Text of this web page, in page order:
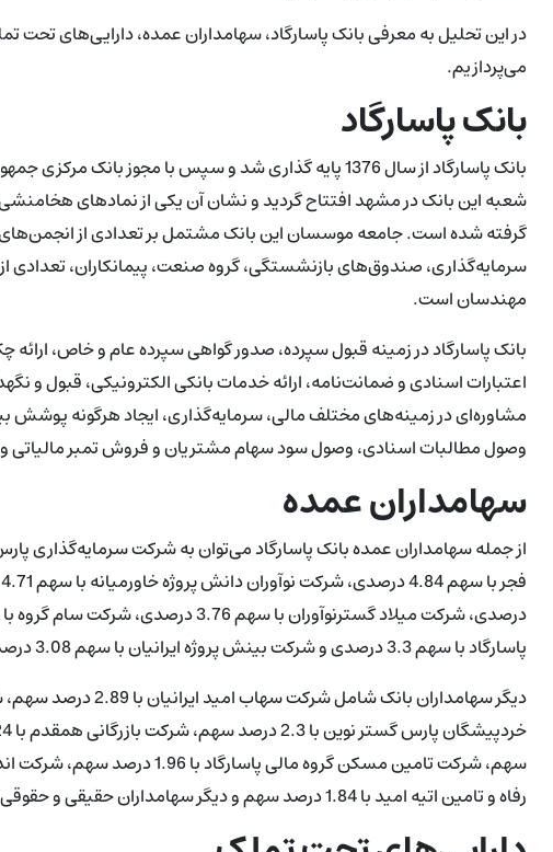
در این تحلیل به معرفی بانک پاسارگاد، سهامداران عمده، دارایی‌های تحت
می‎‌پردازیم.
بانک پاسارگاد
شعبه این بانک در مشهد افتتاح گردید و نشان آن یکی از نمادهای
گرفته شده است. جامعه موسسان این بانک مشتمل بر تعدادی از
سرمایه‌گذاری، صندوق‌های بازنشستگی، گروه صنعت، پیمانکاران، تعدادی
مهندسان است.
بانک پاسارگاد در زمینه قبول سپرده، صدور گواهی سپرده عام و خاص،
اعتبارات اسنادی و ضمانت‌نامه، ارائه خدمات بانکی الکترونیکی، قبول و
مشاوره‌ای در زمینه‌های مختلف مالی، سرمایه‌گذاری، ایجاد هرگونه پوشش
وصول مطالبات اسنادی، وصول سود سهام مشتریان و فروش تمبر مالیاتی
سهامداران عمده
پاسارگاد با سهم 3.3 درصدی و شرکت بینش پروژه ایرانیان با سهم 3.08 درصدی اشاره کرد.
رفاه و تامین اتیه امید با 1.84 درصد سهم و دیگر سهامداران حقیقی و حقوقی است.